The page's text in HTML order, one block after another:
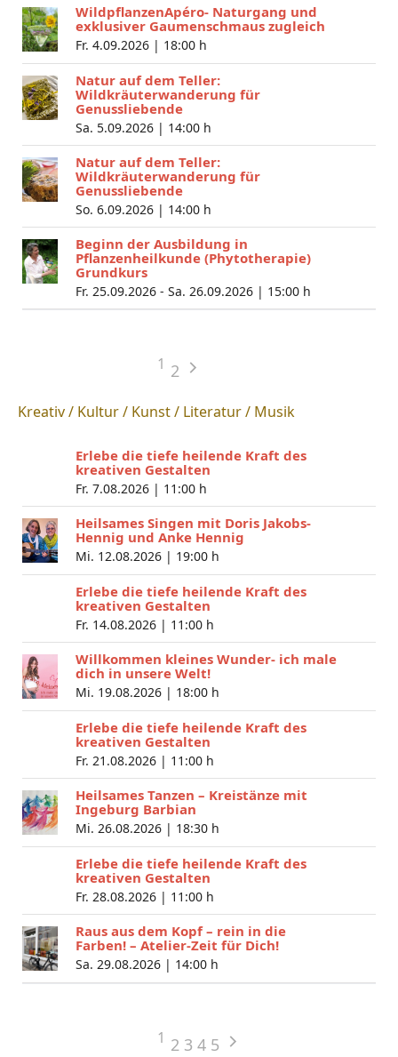
WildpflanzenApéro- Naturgang und
exklusiver Gaumenschmaus zugleich
Fr. 4.09.2026 | 18:00 h
Natur auf dem Teller:
Wildkräuterwanderung für
Genussliebende
Sa. 5.09.2026 | 14:00 h
Natur auf dem Teller:
Wildkräuterwanderung für
Genussliebende
So. 6.09.2026 | 14:00 h
Beginn der Ausbildung in
Pflanzenheilkunde (Phytotherapie)
Grundkurs
Fr. 25.09.2026 - Sa. 26.09.2026 | 15:00 h
1 2
Kreativ / Kultur / Kunst / Literatur / Musik
Erlebe die tiefe heilende Kraft des
kreativen Gestalten
Fr. 7.08.2026 | 11:00 h
Heilsames Singen mit Doris Jakobs-
Hennig und Anke Hennig
Mi. 12.08.2026 | 19:00 h
Erlebe die tiefe heilende Kraft des
kreativen Gestalten
Fr. 14.08.2026 | 11:00 h
Willkommen kleines Wunder- ich male
dich in unsere Welt!
Mi. 19.08.2026 | 18:00 h
Erlebe die tiefe heilende Kraft des
kreativen Gestalten
Fr. 21.08.2026 | 11:00 h
Heilsames Tanzen – Kreistänze mit
Ingeburg Barbian
Mi. 26.08.2026 | 18:30 h
Erlebe die tiefe heilende Kraft des
kreativen Gestalten
Fr. 28.08.2026 | 11:00 h
Raus aus dem Kopf – rein in die
Farben! – Atelier-Zeit für Dich!
Sa. 29.08.2026 | 14:00 h
1 2 3 4 5